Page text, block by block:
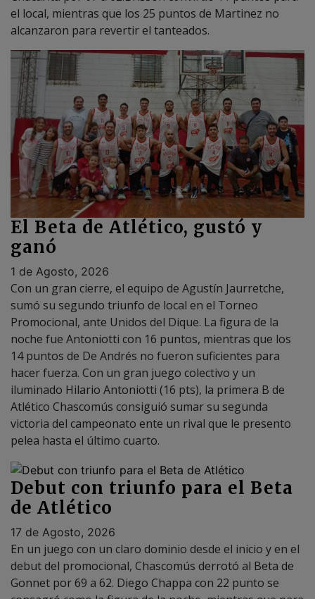
El Beta de Atlético, gustó y
ganó
1 de Agosto, 2026
Con un gran cierre, el equipo de Agustín Jaurretche,
sumó su segundo triunfo de local en el Torneo
Promocional, ante Unidos del Dique. La figura de la
noche fue Antoniotti con 16 puntos, mientras que los
14 puntos de De Andrés no fueron suficientes para
hacer fuerza. Con un gran juego colectivo y un
iluminado Hilario Antoniotti (16 pts), la primera B de
Atlético Chascomús consiguió sumar su segunda
victoria del campeonato ente un rival que le presento
pelea hasta el último cuarto.
Debut con triunfo para el Beta
de Atlético
17 de Agosto, 2026
En un juego con un claro dominio desde el inicio y en el
debut del promocional, Chascomús derrotó al Beta de
Gonnet por 69 a 62. Diego Chappa con 22 punto se
consagró como la figura de la noche, mientras que para
la visita no fueron suficientes los 15 puntos de Amoreo.